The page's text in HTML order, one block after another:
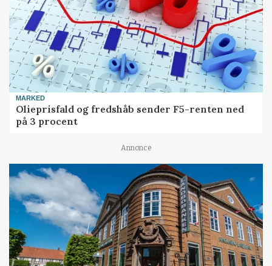
MARKED
Olieprisfald og fredshåb sender F5-renten ned
på 3 procent
Annonce